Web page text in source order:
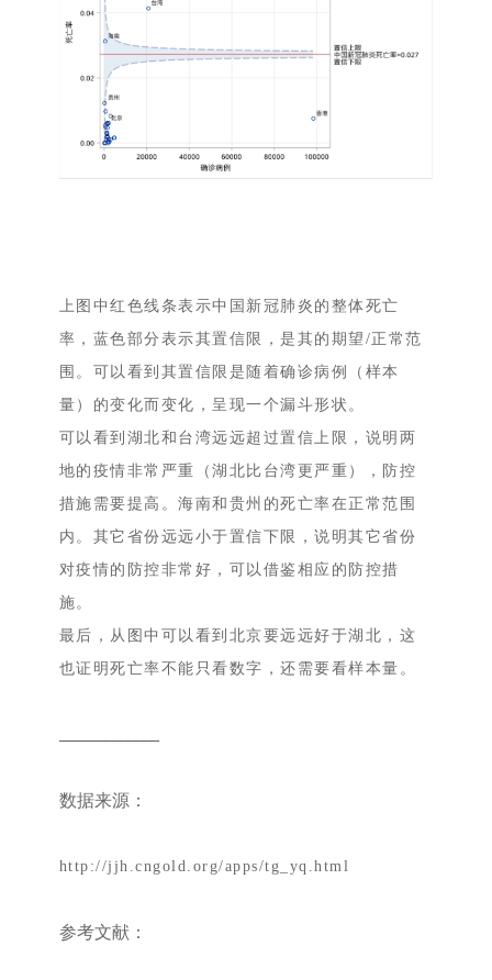
上图中红色线条表示中国新冠肺炎的整体死亡
率，蓝色部分表示其置信限，是其的期望/正常范
围。可以看到其置信限是随着确诊病例（样本
量）的变化而变化，呈现一个漏斗形状。
可以看到湖北和台湾远远超过置信上限，说明两
地的疫情非常严重（湖北比台湾更严重），防控
措施需要提高。海南和贵州的死亡率在正常范围
内。其它省份远远小于置信下限，说明其它省份
对疫情的防控非常好，可以借鉴相应的防控措
施。
最后，从图中可以看到北京要远远好于湖北，这
也证明死亡率不能只看数字，还需要看样本量。
数据来源：
http://jjh.cngold.org/apps/tg_yq.html
参考文献：